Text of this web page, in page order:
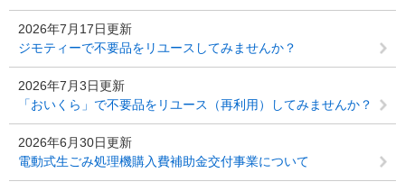
2026年7月17日更新
ジモティーで不要品をリユースしてみませんか？
2026年7月3日更新
「おいくら」で不要品をリユース（再利用）してみませんか？
2026年6月30日更新
電動式生ごみ処理機購入費補助金交付事業について